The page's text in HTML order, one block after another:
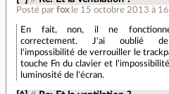
Posté parfox le 15 octobre 2013 à
En fait, non, il ne
correctement. J'ai oublié
l'impossibilité de verrouiller le
touche Fn du clavier et
luminosité de l'écran.